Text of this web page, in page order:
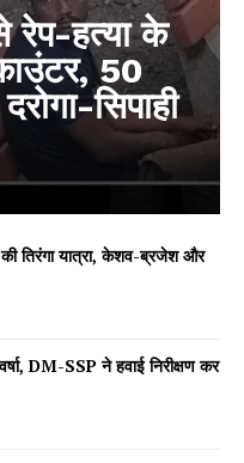
रेप-हत्या के
50
सिपाही
तिरंगा यात्रा, केशव-ब्रजेश और
DM-SSP ने हवाई निरीक्षण कर